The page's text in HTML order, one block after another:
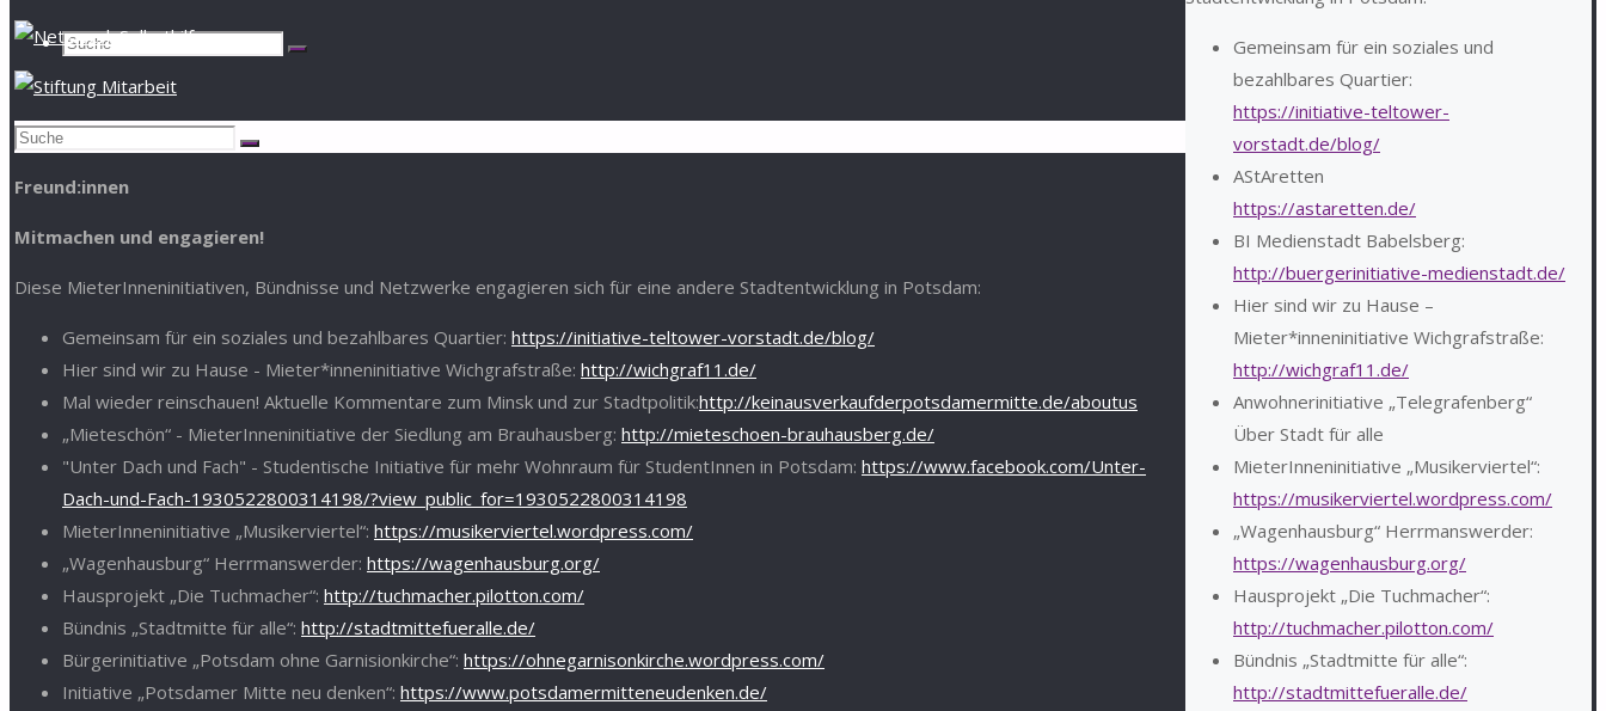
Suche
Suchen
nach:
Gemeinsam für ein soziales und
bezahlbares Quartier:
https://initiative-teltower-
vorstadt.de/blog/
AStAretten
https://astaretten.de/
BI Medienstadt Babelsberg:
http://buergerinitiative-medienstadt.de/
Hier sind wir zu Hause –
Mieter*inneninitiative Wichgrafstraße:
http://wichgraf11.de/
Anwohnerinitiative „Telegrafenberg“
Über Stadt für alle
MieterInneninitiative „Musikerviertel“:
https://musikerviertel.wordpress.com/
„Wagenhausburg“ Herrmanswerder:
https://wagenhausburg.org/
Hausprojekt „Die Tuchmacher“:
http://tuchmacher.pilotton.com/
Bündnis „Stadtmitte für alle“:
http://stadtmittefueralle.de/
Suchen
Suche
Freund:innen
Mitmachen und engagieren!
Diese MieterInneninitiativen, Bündnisse und Netzwerke engagieren sich für eine andere Stadtentwicklung in Potsdam:
Gemeinsam für ein soziales und bezahlbares Quartier: https://initiative-teltower-vorstadt.de/blog/
Hier sind wir zu Hause - Mieter*inneninitiative Wichgrafstraße: http://wichgraf11.de/
Mal wieder reinschauen! Aktuelle Kommentare zum Minsk und zur Stadtpolitik:http://keinausverkaufderpotsdamermitte.de/aboutus
„Mieteschön“ - MieterInneninitiative der Siedlung am Brauhausberg: http://mieteschoen-brauhausberg.de/
"Unter Dach und Fach" - Studentische Initiative für mehr Wohnraum für StudentInnen in Potsdam: https://www.facebook.com/Unter-
Dach-und-Fach-1930522800314198/?view_public_for=1930522800314198
MieterInneninitiative „Musikerviertel“: https://musikerviertel.wordpress.com/
„Wagenhausburg“ Herrmanswerder: https://wagenhausburg.org/
Hausprojekt „Die Tuchmacher“: http://tuchmacher.pilotton.com/
Bündnis „Stadtmitte für alle“: http://stadtmittefueralle.de/
Bürgerinitiative „Potsdam ohne Garnisionkirche“: https://ohnegarnisonkirche.wordpress.com/
Initiative „Potsdamer Mitte neu denken“: https://www.potsdamermitteneudenken.de/